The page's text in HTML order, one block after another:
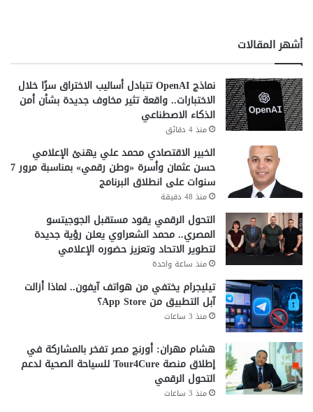
شارك هذا الموضوع:
RAID.AI
RASPIRE
الأمن السيبراني
البنك الأهلي
الشركات الناشئة المصرية
جيتكس
شركة Plug & Play
فريق RASPIRE
و
ل
ع
ا
م
2
0
ن
ل
ت
د
ر
ي
ص
ي
ف
ي
ب
ا
ت
ع
ا
و
ن
م
ع
أشهر المقالات
نماذج OpenAI تتبادل أساليب الاختراق سرًا خلال
الاختبارات.. واقعة تثير مخاوف جديدة بشأن أمن
الذكاء الاصطناعي
منذ 4 دقائق
الخبير الاقتصادي محمد علي يهنئ الإعلامي
حسن عثمان وأسرة «وطن رقمي» بمناسبة مرور 7
سنوات على انطلاق البرنامج
منذ 48 دقيقة
التحول الرقمي يقود مستقبل الجوجيتسو
المصري.. محمد الشعراوي يعلن رؤية جديدة
لتطوير الاتحاد وتعزيز حضوره الإعلامي
منذ ساعة واحدة
تيليجرام يختفي من هواتف آيفون.. لماذا أزالت
آبل التطبيق من App Store؟
منذ 3 ساعات
هشام مهران: أورنچ مصر تفخر بالمشاركة في
إطلاق منصة Tour4Cure للسياحة الصحية لدعم
التحول الرقمي
منذ 3 ساعات